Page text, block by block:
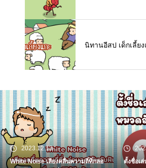
นิทานอีสป เด็กเลี้ยง
2023.12.13
White Noise เสียงคลื่นความถี่ที่กล่อ
ตั้งชื่อเ